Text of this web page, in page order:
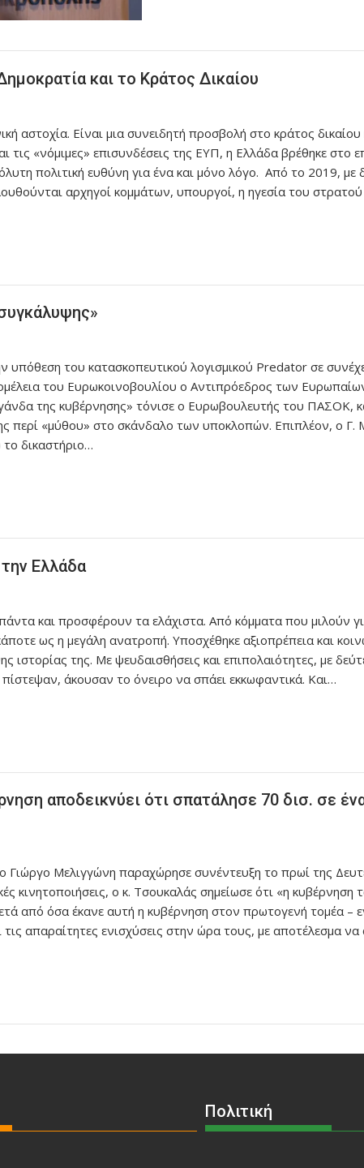
και το Κράτος Δικαίου
αστοχία. Είναι μια συνειδητή προσβολή στο κράτος
«νόμιμες» επισυνδέσεις της ΕΥΠ, η Ελλάδα βρέθηκε στο
πολιτική ευθύνη για ένα και μόνο λόγο. Από το 2019,
αρχηγοί κομμάτων, υπουργοί, η ηγεσία του στρατού
του κατασκοπευτικού λογισμικού Predator σε
του Ευρωκοινοβουλίου ο Αντιπρόεδρος των
της κυβέρνησης» τόνισε ο Ευρωβουλευτής του ΠΑΣΟΚ,
περί «μύθου» στο σκάνδαλο των υποκλοπών. Επιπλέον, ο Γ.
δικαστήριο…
Ελλάδα
και προσφέρουν τα ελάχιστα. Από κόμματα που μιλούν
ως η μεγάλη ανατροπή. Υποσχέθηκε αξιοπρέπεια και
της. Με ψευδαισθήσεις και επιπολαιότητες, με
άκουσαν το όνειρο να σπάει εκκωφαντικά. Και…
αποδεικνύει ότι σπατάλησε 70 δισ. σε
Γιώργο Μελιγγώνη παραχώρησε συνέντευξη το πρωί της
ο κ. Τσουκαλάς σημείωσε ότι «η κυβέρνηση
από όσα έκανε αυτή η κυβέρνηση στον πρωτογενή τομέα –
απαραίτητες ενισχύσεις στην ώρα τους, με αποτέλεσμα να
Πολιτική